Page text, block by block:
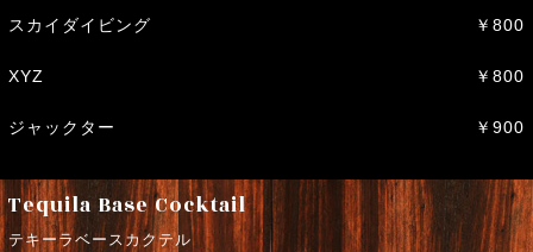
スカイダイビング ￥800
XYZ ￥800
ジャックター ￥900
Tequila Base Cocktail
テキーラベースカクテル